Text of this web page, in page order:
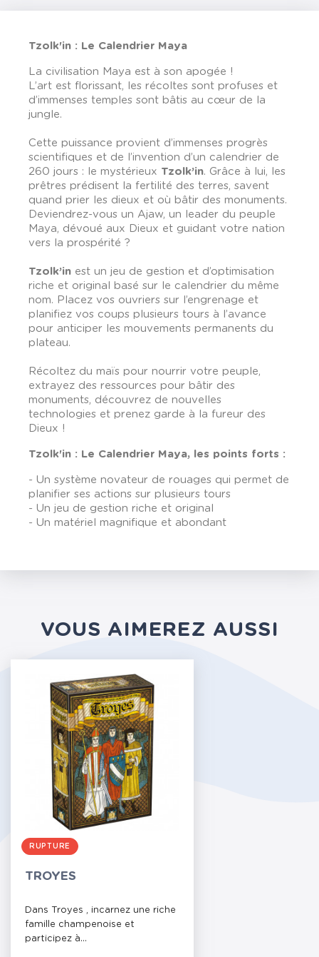
Tzolk'in : Le Calendrier Maya
La civilisation Maya est à son apogée !
L’art est florissant, les récoltes sont profuses et
d’immenses temples sont bâtis au cœur de la
jungle.
Cette puissance provient d’immenses progrès
scientifiques et de l’invention d’un calendrier de
260 jours : le mystérieux Tzolk’in. Grâce à lui, les
prêtres prédisent la fertilité des terres, savent
quand prier les dieux et où bâtir des monuments.
Deviendrez-vous un Ajaw, un leader du peuple
Maya, dévoué aux Dieux et guidant votre nation
vers la prospérité ?
Tzolk’in est un jeu de gestion et d’optimisation
riche et original basé sur le calendrier du même
nom. Placez vos ouvriers sur l’engrenage et
planifiez vos coups plusieurs tours à l’avance
pour anticiper les mouvements permanents du
plateau.
Récoltez du maïs pour nourrir votre peuple,
extrayez des ressources pour bâtir des
monuments, découvrez de nouvelles
technologies et prenez garde à la fureur des
Dieux !
Tzolk'in : Le Calendrier Maya, les points forts :
- Un système novateur de rouages qui permet de
planifier ses actions sur plusieurs tours
- Un jeu de gestion riche et original
- Un matériel magnifique et abondant
VOUS AIMEREZ AUSSI
RUPTURE
TROYES
Dans Troyes , incarnez une riche
famille champenoise et
participez à...